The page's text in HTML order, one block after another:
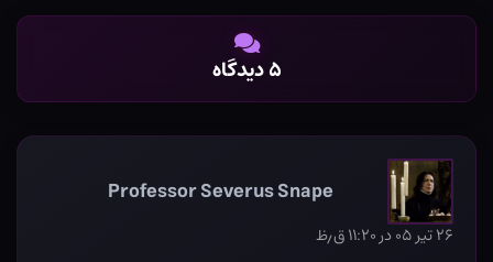
۵ دیدگاه
Professor Severus Snape
۲۶ تیر ۰۵ در ۱۱:۲۰ ق٫ظ